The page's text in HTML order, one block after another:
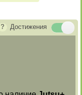
Достижения